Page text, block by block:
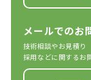
メールでのお
技術相談やお見積り
採用などに関するお